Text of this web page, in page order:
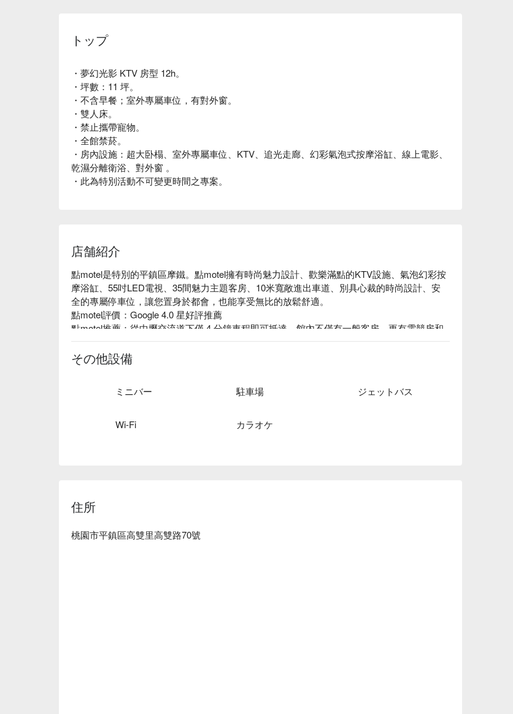
トップ
・夢幻光影 KTV 房型 12h。
・坪數：11 坪。
・不含早餐；室外專屬車位，有對外窗。
・雙人床。
・禁止攜帶寵物。
・全館禁菸。
・房內設施：超大卧榻、室外專屬車位、KTV、追光走廊、幻彩氣泡式按摩浴缸、線上電影、
乾濕分離衛浴、對外窗 。
・此為特別活動不可變更時間之專案。
店舗紹介
點motel是特別的平鎮區摩鐵。點motel擁有時尚魅力設計、歡樂滿點的KTV設施、氣泡幻彩按
摩浴缸、55吋LED電視、35間魅力主題客房、10米寬敞進出車道、別具心裁的時尚設計、安
全的專屬停車位，讓您置身於都會，也能享受無比的放鬆舒適。
點motel評價：Google 4.0 星好評推薦
點motel推薦：從中壢交流道下僅 4 分鐘車程即可抵達。館內不僅有一般客房，更有電競房和
KTV 房，提供給您不一樣的體驗，顛覆您對摩鐵的想像。
點motel優惠、點motel住宿方案、點motel休息方案立刻查看⬇︎
その他設備
ミニバー 駐車場 ジェットバス
Wi-Fi カラオケ
住所
桃園市平鎮區高雙里高雙路70號